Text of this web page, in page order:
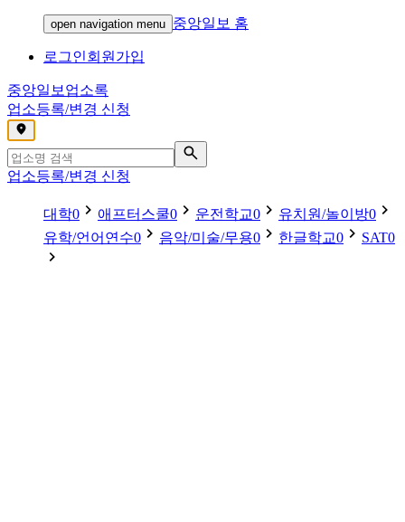
open navigation menu 중앙일보 홈
로그인회원가입
중앙일보 업소록
업소등록/변경 신청
,
업소등록/변경 신청
대학0 애프터스쿨0 운전학교0 유치원/놀이방0
유학/언어연수0 음악/미술/무용0 한글학교0 SAT0